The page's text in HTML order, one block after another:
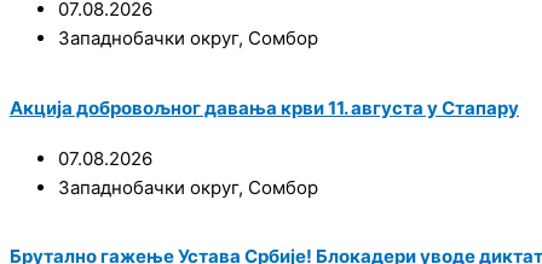
07.08.2026
Западнобачки округ, Сомбор
Акција добровољног давања крви 11. августа у Стапару
07.08.2026
Западнобачки округ, Сомбор
Брутално гажење Устава Србије! Блокадери уводе